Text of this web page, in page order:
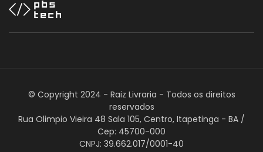
© Copyright 2024 - Raiz Livraria - Todos os direitos
reservados
Rua Olimpio Vieira 48 Sala 105, Centro, Itapetinga - BA /
Cep: 45700-000
CNPJ: 39.662.017/0001-40